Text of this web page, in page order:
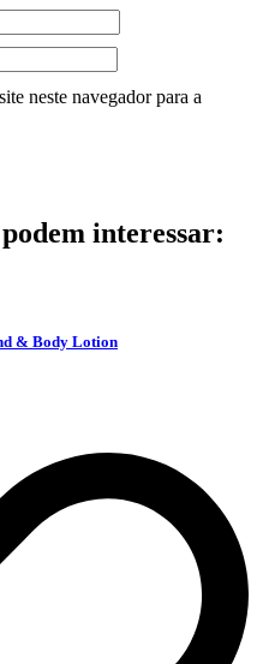
neste navegador para a
interessar:
& Body Lotion